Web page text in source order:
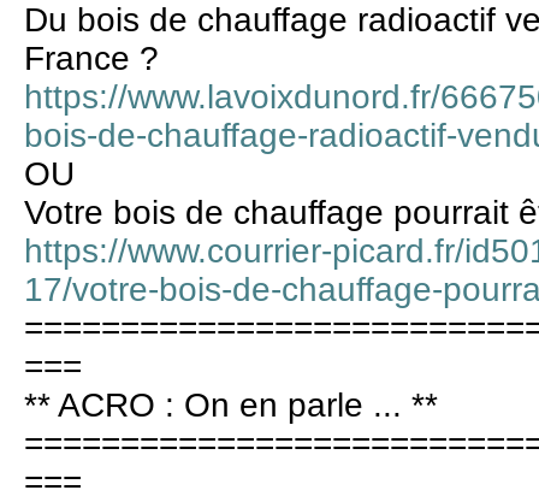
Du bois de chauffage radioactif
France ?
https://www.lavoixdunord.fr/
bois-de-chauffage-radioactif-
OU
Votre bois de chauffage pourrait
https://www.courrier-picard.fr/
17/votre-bois-de-chauffage-
===
** ACRO : On en parle ... **
===